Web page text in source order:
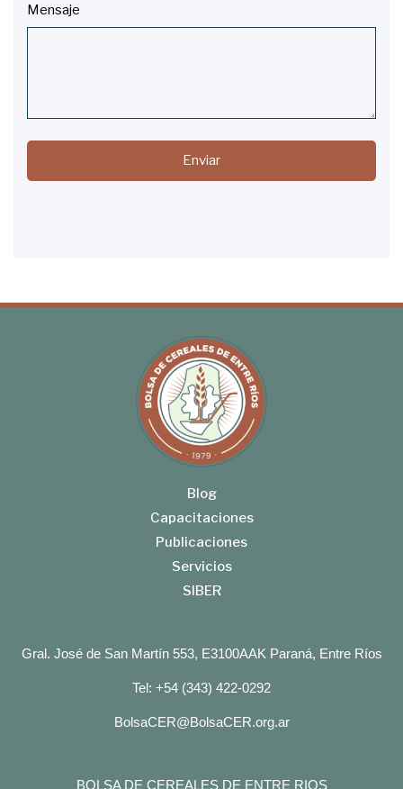
Mensaje
Enviar
Blog
Capacitaciones
Publicaciones
Servicios
SIBER
Gral. José de San Martín 553, E3100AAK Paraná, Entre Ríos
Tel: +54 (343) 422-0292
BolsaCER@BolsaCER.org.ar
BOLSA DE CEREALES DE ENTRE RIOS